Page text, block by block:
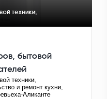
техники,
бытовой
техники,
и ремонт кухни,
Аликанте